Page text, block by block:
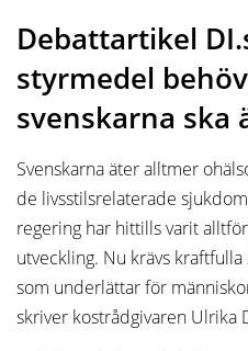
Debattartikel
styrmedel
svenskarna ska
Svenskarna äter alltmer
de livsstilsrelaterade
regering har hittills varit
utveckling. Nu krävs
som underlättar för
skriver kostrådgivaren Ulrika